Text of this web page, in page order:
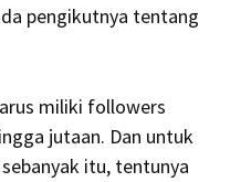
pengikutnya tentang
miliki followers
jutaan. Dan untuk
itu, tentunya